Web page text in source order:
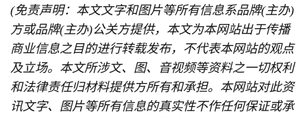
(免责声明：本文文字和图片等所有信息系品牌(主办)
方或品牌(主办)公关方提供，本文为本网站出于传播
商业信息之目的进行转载发布，不代表本网站的观点
及立场。本文所涉文、图、音视频等资料之一切权利
和法律责任归材料提供方所有和承担。本网站对此资
讯文字、图片等所有信息的真实性不作任何保证或承